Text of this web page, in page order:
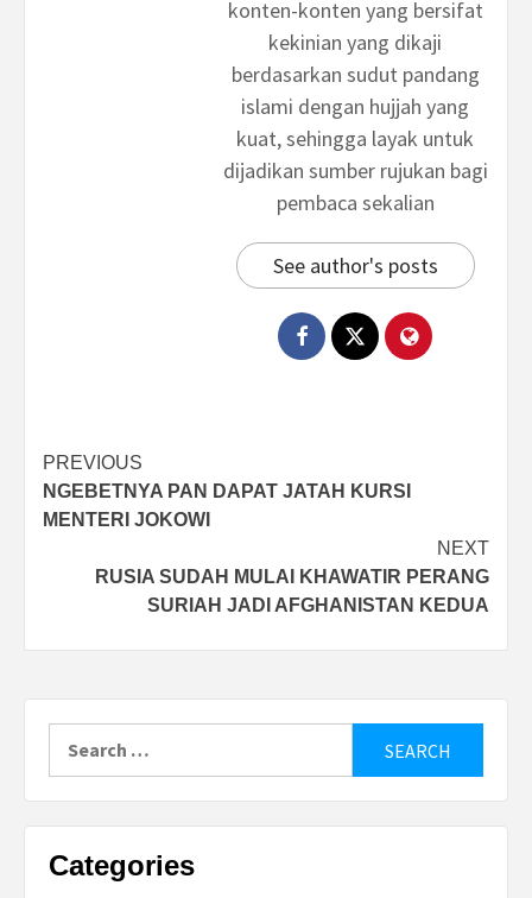
konten-konten yang bersifat
kekinian yang dikaji
berdasarkan sudut pandang
islami dengan hujjah yang
kuat, sehingga layak untuk
dijadikan sumber rujukan bagi
pembaca sekalian
See author's posts
Post
navigation
PREVIOUS
NGEBETNYA PAN DAPAT JATAH KURSI
MENTERI JOKOWI
NEXT
RUSIA SUDAH MULAI KHAWATIR PERANG
SURIAH JADI AFGHANISTAN KEDUA
Categories